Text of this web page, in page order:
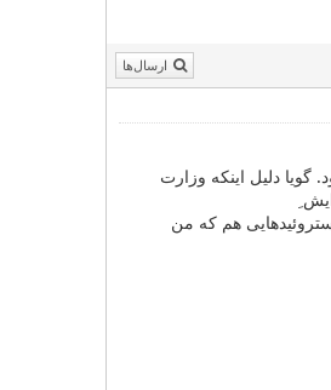
ارسال‌ها
دلیل اینکه وزارت
هم که من